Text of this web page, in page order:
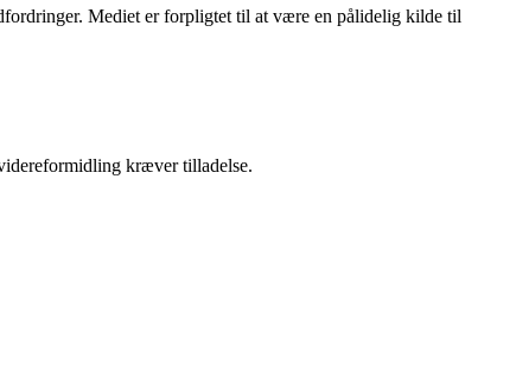
Mediet er forpligtet til at være en pålidelig kilde til
kræver tilladelse.